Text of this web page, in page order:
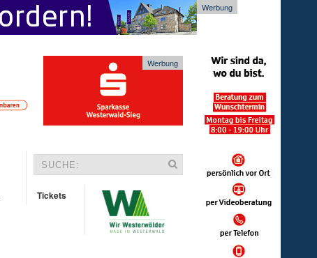
Werbung
Werbung
Tickets